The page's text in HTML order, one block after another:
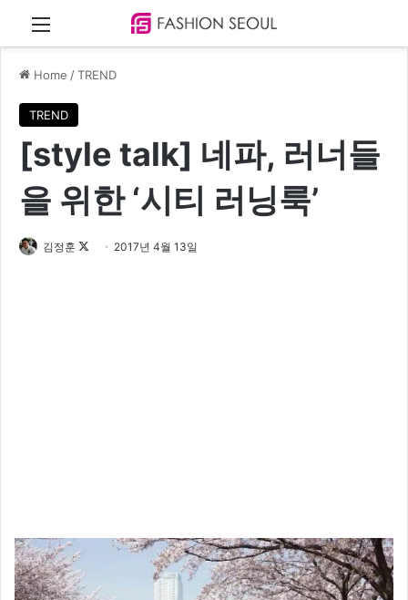
Home /TREND
TREND
[style talk] 네파, 러너들
을 위한 ‘시티 러닝룩’
김정훈 2017년 4월 13일